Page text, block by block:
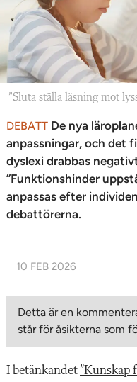
”Sluta ställa läsning mot
DEBATT De nya
anpassningar, och det
dyslexi drabbas
”Funktionshinder
anpassas efter
debattörerna.
10 FEB 2026
Detta är en
står för åsikterna som
I betänkandet ”Kunskap